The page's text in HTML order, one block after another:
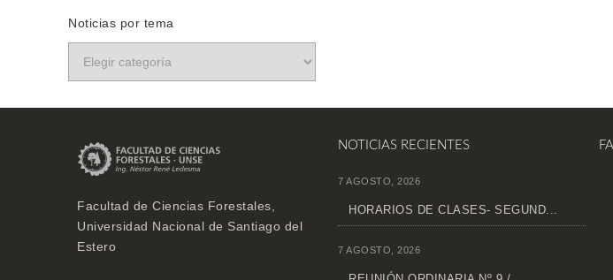
Noticias por tema
Facultad de Ciencias Forestales,
Universidad Nacional de Santiago del
Estero
NOTICIAS RECIENTES
7 AGOSTO, 2026
HORARIOS DE CLASES- SEGUND...
7 AGOSTO, 2026